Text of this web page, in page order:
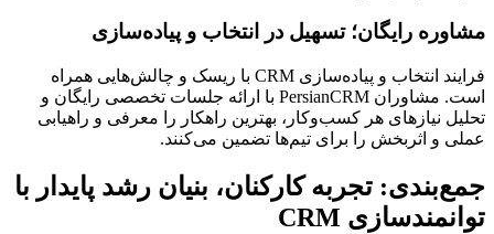
مشاوره رایگان؛ تسهیل در انتخاب و پیاده‌سازی
فرایند انتخاب و پیاده‌سازی CRM با ریسک و چالش‌هایی همراه
است. مشاوران PersianCRM با ارائه جلسات تخصصی رایگان و
تحلیل نیازهای هر کسب‌وکار، بهترین راهکار را معرفی و راهیابی
عملی و اثربخش را برای تیم‌ها تضمین می‌کنند.
جمع‌بندی: تجربه کارکنان، بنیان رشد پایدار با
توانمندسازی CRM